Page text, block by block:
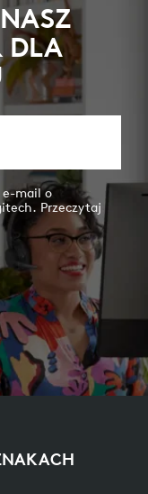
DLA
e-mail o
Przeczytaj